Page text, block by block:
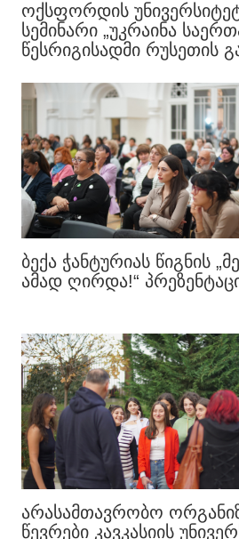
ᲝᲥᲡᲤᲝᲠᲓᲘᲡ
ᲡᲔᲛᲘᲜᲐᲠᲘ „ᲣᲙᲠᲐᲘᲜᲐ
ᲬᲔᲡᲠᲘᲒᲘᲡᲐᲓᲛᲘ ᲠᲣᲡᲔᲗᲘᲡ
ᲑᲔᲥᲐ ᲭᲐᲜᲢᲣᲠᲘᲐᲡ ᲬᲘᲒᲜᲘᲡ
ᲐᲛᲐᲓ ᲦᲘᲠᲓᲐ!“
ᲐᲠᲐᲡᲐᲛᲗᲐᲕᲠᲝᲑᲝ
ᲬᲔᲕᲠᲔᲑᲘ ᲙᲐᲕᲙᲐᲡᲘᲘᲡ